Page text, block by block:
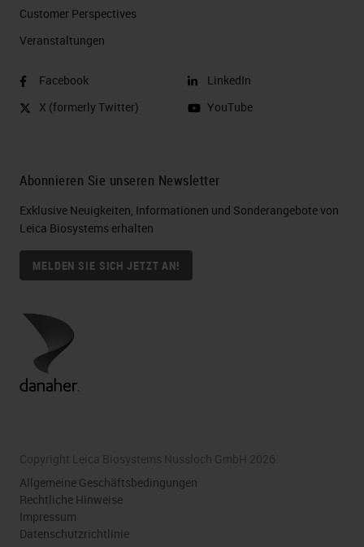
Customer Perspectives​
Veranstaltungen
Facebook
X (formerly Twitter)
LinkedIn
YouTube
Abonnieren Sie unseren Newsletter
Exklusive Neuigkeiten, Informationen und Sonderangebote von
Leica Biosystems erhalten
MELDEN SIE SICH JETZT AN!
Copyright Leica Biosystems Nussloch GmbH 2026
Allgemeine Geschäftsbedingungen
Rechtliche Hinweise
Impressum
Datenschutzrichtlinie